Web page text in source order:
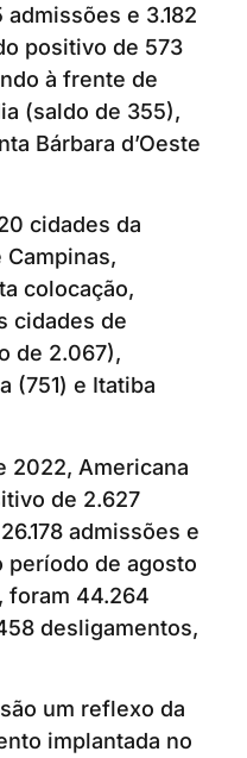
e 3.182
positivo de 573
à frente de
(saldo de 355),
Bárbara d’Oeste
cidades da
colocação,
cidades de
de 2.067),
(751) e Itatiba
2022, Americana
de 2.627
admissões e
período de agosto
foram 44.264
desligamentos,
um reflexo da
implantada no